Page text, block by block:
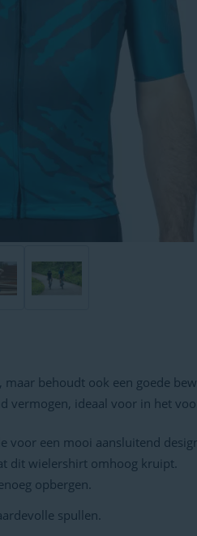
behoudt ook een goede
vermogen, ideaal voor in het
voor een mooi aansluitend
dit wielershirt omhoog kruipt.
opbergen.
spullen.